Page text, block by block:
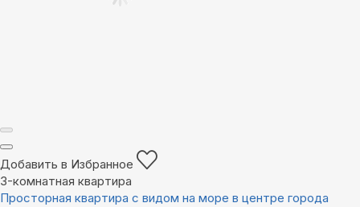
Добавить в Избранное
3-комнатная квартира
Просторная квартира с видом на море в центре города